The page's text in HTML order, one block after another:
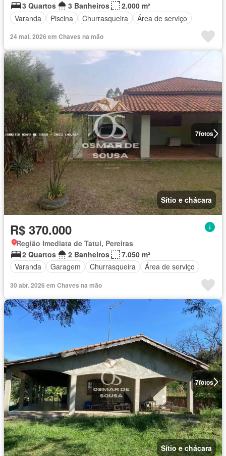
3 Quartos
3 Banheiros
2.000 m²
Varanda
Piscina Churrasqueira Área de serviço
24 mai. 2026 em Chaves na mão
7fotos
Sítio e chácara
R$ 370.000
Região Imediata de Tatuí, Pereiras
2 Quartos
2 Banheiros
7.050 m²
Varanda
Garagem Churrasqueira Área de serviço
30 abr. 2026 em Chaves na mão
7fotos
Sítio e chácara